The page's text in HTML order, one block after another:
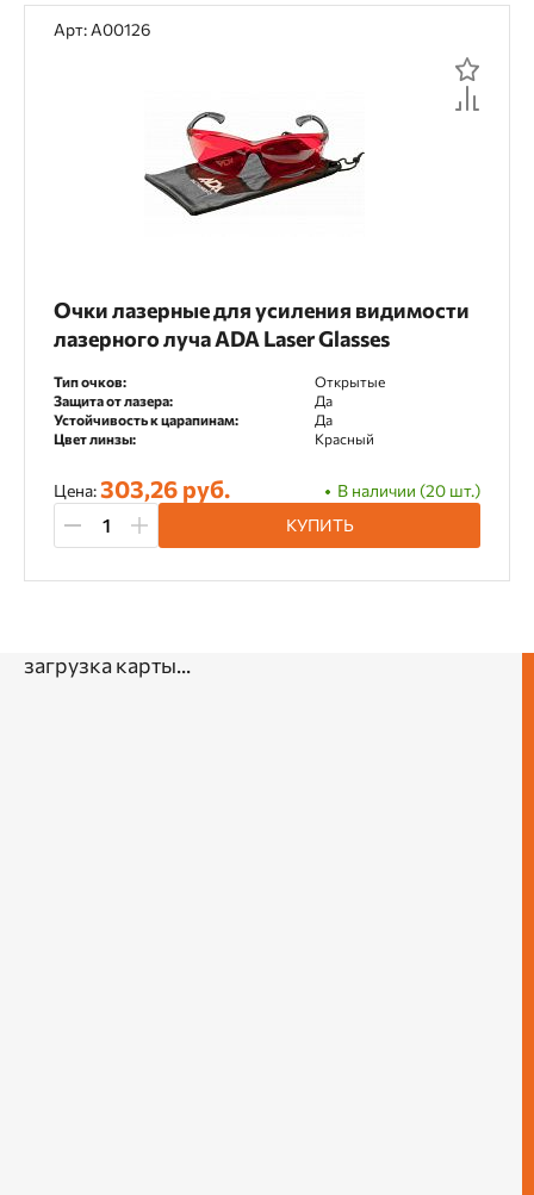
Арт: А00126
Очки лазерные для усиления видимости
лазерного луча ADA Laser Glasses
Тип очков:
Открытые
Защита от лазера:
Да
Устойчивость к царапинам:
Да
Цвет линзы:
Красный
Цена:303,26 руб.
В наличии (20 шт.)
КУПИТЬ
загрузка карты...